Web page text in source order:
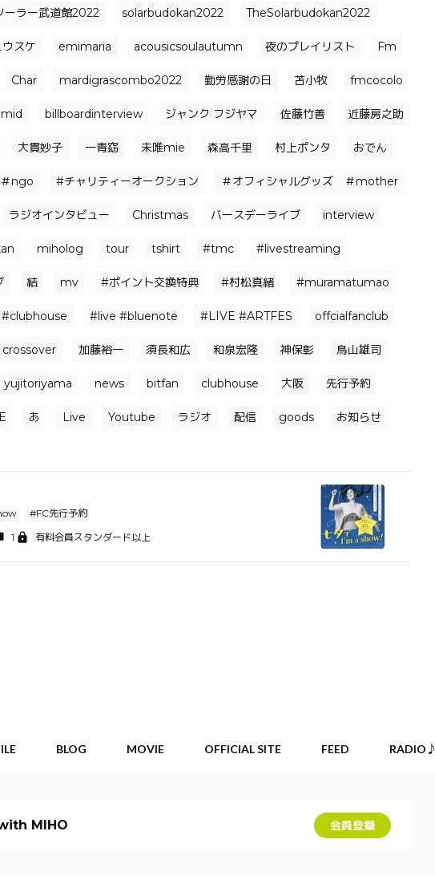
ーラー武道館2022 solarbudokan2022 TheSolarbudokan2022
スケ emimaria acousicsoulautumn 夜のプレイリスト Fm
Char mardigrascombo2022 勤労感謝の日 苫小牧 fmcocolo
billboardinterview ジャンク フジヤマ 佐藤竹善 近藤房之助
大貫妙子 一青窈 未唯mie 森高千里 村上ポンタ おでん
＃ngo #チャリティーオークション ＃オフィシャルグッズ ＃mother
ラジオインタビュー Christmas バースデーライブ interview
miholog tour tshirt #tmc #livestreaming
結 mv #ポイント交換特典 #村松真緒 #muramatumao
#clubhouse #live #bluenote #LIVE #ARTFES offcialfanclub
crossover 加藤裕一 須長和広 和泉宏隆 神保彰 鳥山雄司
yujitoriyama news bitfan clubhouse 大阪 先行予約
あ Live Youtube ラジオ 配信 goods お知らせ
#FC先行予約
1 有料会員スタンダード以上
BLOG MOVIE OFFICIAL SITE FEED RADIO♪
MIHO 会員登録